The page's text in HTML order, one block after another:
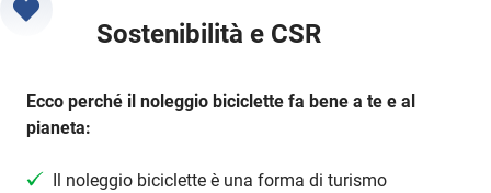
Sostenibilità e CSR
Ecco perché il noleggio biciclette fa bene a te e al
pianeta:
Il noleggio biciclette è una forma di turismo